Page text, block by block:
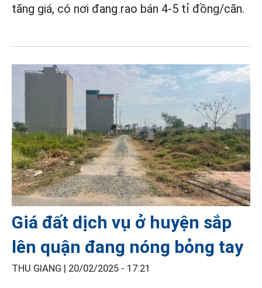
tăng giá, có nơi đang rao bán 4-5 tỉ đồng/căn.
Giá đất dịch vụ ở huyện sắp
lên quận đang nóng bỏng tay
THU GIANG | 20/02/2025 - 17:21